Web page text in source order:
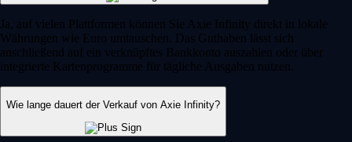
Ja, auf vielen Plattformen können Sie Axie Infinity direkt in lokale
Währungen wie Euro umtauschen. Das Guthaben lässt sich
anschließend auf ein verknüpftes Bankkonto auszahlen oder über
integrierte Kartenprogramme für tägliche Ausgaben nutzen.
Wie lange dauert der Verkauf von Axie Infinity?